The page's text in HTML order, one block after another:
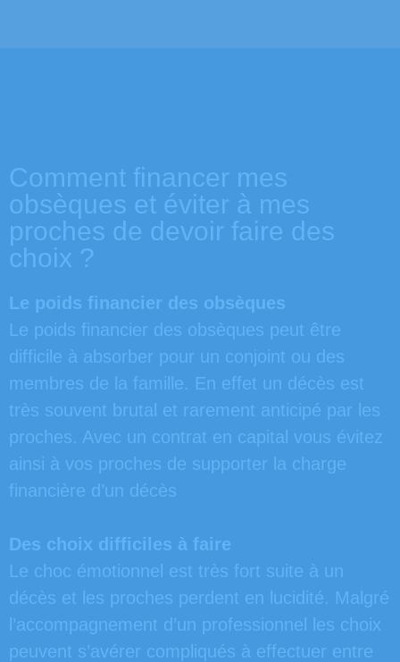
Comment financer mes
obsèques et éviter à mes
proches de devoir faire des
choix ? ​
Le poids financier des obsèques
Le poids financier des obsèques peut être
difficile à absorber pour un conjoint ou des
membres de la famille. En effet un décès est
très souvent brutal et rarement anticipé par les
proches. Avec un contrat en capital vous évitez
ainsi à vos proches de supporter la charge
financière d’un décès
Des choix difficiles à faire
Le choc émotionnel est très fort suite à un
décès et les proches perdent en lucidité. Malgré
l’accompagnement d’un professionnel les choix
peuvent s’avérer compliqués à effectuer entre